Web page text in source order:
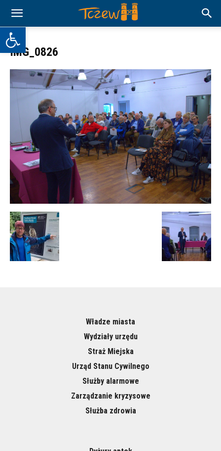
Otwórz pasek narzędzi
IMG_0826
Władze miasta
Wydziały urzędu
Straż Miejska
Urząd Stanu Cywilnego
Służby alarmowe
Zarządzanie kryzysowe
Służba zdrowia